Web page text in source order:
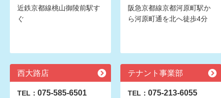
近鉄京都線桃山御陵前駅す
ぐ
阪急京都線京都河原町駅か
ら河原町通を北へ徒歩4分
西大路店
TEL： 075-585-6501
テナント事業部
TEL： 075-213-6055